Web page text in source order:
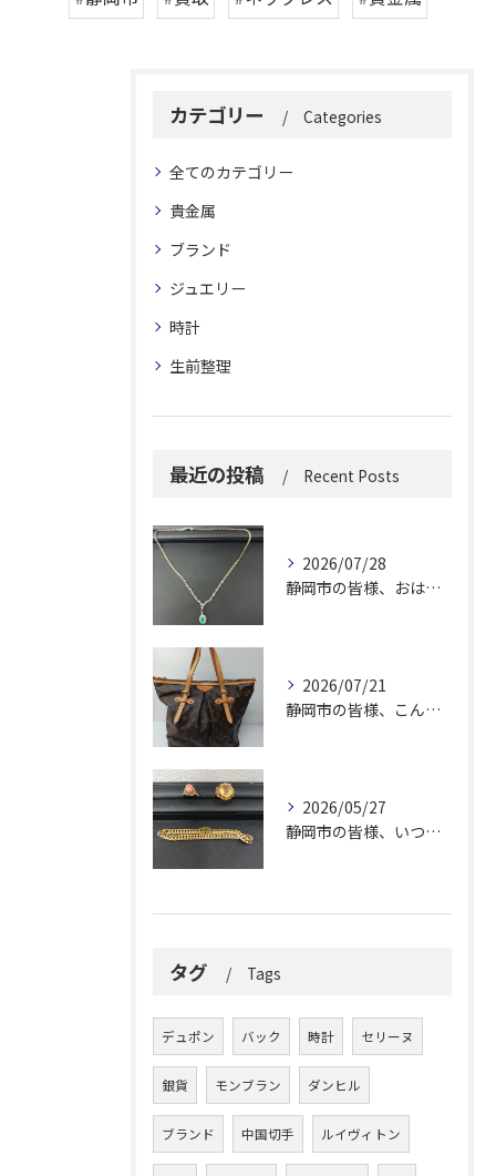
カテゴリー Categories
全てのカテゴリー
貴金属
ブランド
ジュエリー
時計
生前整理
最近の投稿 Recent Posts
2026/07/28
静岡市の皆様、おはようございます。
2026/07/21
静岡市の皆様、こんにちは！
2026/05/27
静岡市の皆様、いつも大変お世話になっております。
タグ Tags
デュポン バック 時計 セリーヌ
銀貨 モンブラン ダンヒル
ブランド 中国切手 ルイヴィトン